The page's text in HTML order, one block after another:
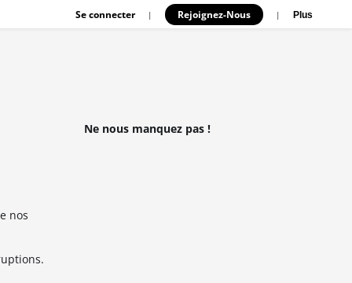
Se connecter | Rejoignez-Nous | Plus
nos
Ne nous manquez pas !